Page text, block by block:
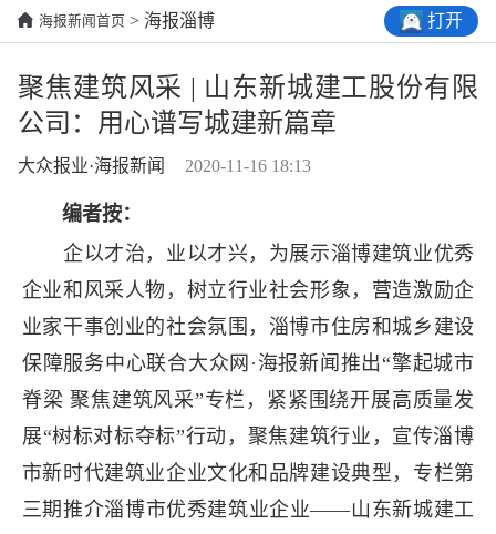
海报新闻首页 > 海报淄博 打开
聚焦建筑风采 | 山东新城建工股份有限
公司：用心谱写城建新篇章
大众报业·海报新闻 2020-11-16 18:13
编者按：
企以才治，业以才兴，为展示淄博建筑业优秀
企业和风采人物，树立行业社会形象，营造激励企
业家干事创业的社会氛围，淄博市住房和城乡建设
保障服务中心联合大众网·海报新闻推出“擎起城市
脊梁 聚焦建筑风采”专栏，紧紧围绕开展高质量发
展“树标对标夺标”行动，聚焦建筑行业，宣传淄博
市新时代建筑业企业文化和品牌建设典型，专栏第
三期推介淄博市优秀建筑业企业——山东新城建工